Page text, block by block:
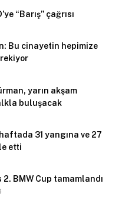
“Barış” çağrısı
Bu cinayetin hepimize
yarın akşam
buluşacak
31 yangına ve 27
etti
BMW Cup tamamlandı